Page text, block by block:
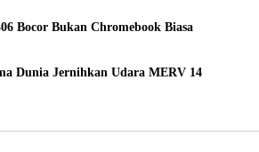
Bocor Bukan Chromebook Biasa
Dunia Jernihkan Udara MERV 14